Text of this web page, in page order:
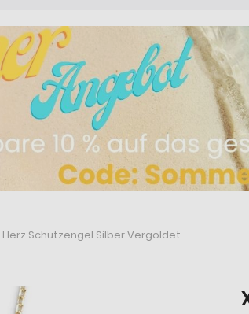
Schutzengel Silber Vergoldet